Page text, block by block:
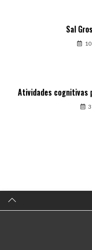
Sal
Atividades cognitivas